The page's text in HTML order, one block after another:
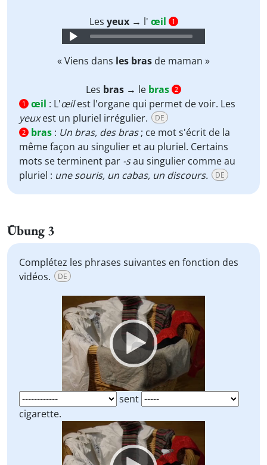
Les yeux→ l' œil 1
Audio
« Viens dans les bras de maman »
Les bras → le bras 2
1
œil : L'œilest l'organe qui permet de voir. Les
yeuxest un pluriel irrégulier. DE
2 bras : Un bras, des bras; ce mot s'écrit de la
même façon au singulier et au pluriel. Certains
mots se terminent par -sau singulier comme au
pluriel : une souris, un cabas, un discours. DE
Übung 3
Complétez les phrases suivantes en fonction des
vidéos.
DE
sent
cigarette.